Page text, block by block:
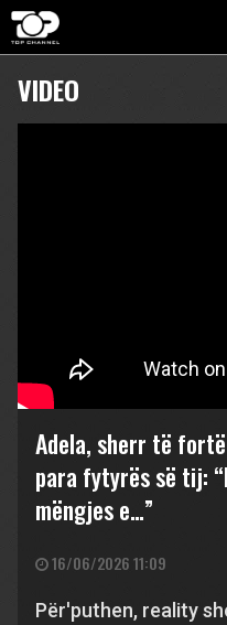
VIDEO
Adela, sherr të
para fytyrës së tij:
mëngjes e…”
16/06/2026 11:09
Për'puthen, reality